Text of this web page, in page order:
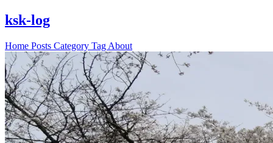
ksk-log
Home Posts Category Tag About